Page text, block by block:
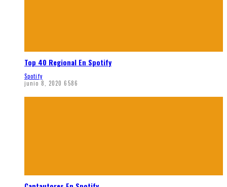
Top 40 Regional En Spotify
Spotify
junio 8, 2020 6586